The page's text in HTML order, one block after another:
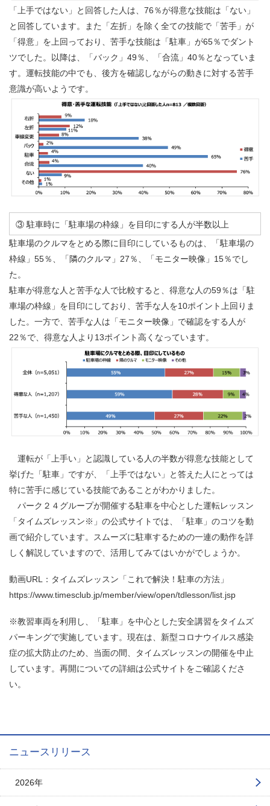
「上手ではない」と回答した人は、76％が得意な技能は「ない」
と回答しています。また「左折」を除く全ての技能で「苦手」が
「得意」を上回っており、苦手な技能は「駐車」が65％でダント
ツでした。以降は、「バック」49％、「合流」40％となっていま
す。運転技能の中でも、後方を確認しながらの動きに対する苦手
意識が高いようです。
③ 駐車時に「駐車場の枠線」を目印にする人が半数以上
駐車場のクルマをとめる際に目印にしているものは、「駐車場の
枠線」55％、「隣のクルマ」27％、「モニター映像」15％でし
た。
駐車が得意な人と苦手な人で比較すると、得意な人の59％は「駐
車場の枠線」を目印にしており、苦手な人を10ポイント上回りま
した。一方で、苦手な人は「モニター映像」で確認をする人が
22％で、得意な人より13ポイント高くなっています。
運転が「上手い」と認識している人の半数が得意な技能として
挙げた「駐車」ですが、「上手ではない」と答えた人にとっては
特に苦手に感じている技能であることがわかりました。
パーク２４グループが開催する駐車を中心とした運転レッスン
「タイムズレッスン※」の公式サイトでは、「駐車」のコツを動
画で紹介しています。スムーズに駐車するための一連の動作を詳
しく解説していますので、活用してみてはいかがでしょうか。
動画URL：タイムズレッスン「これで解決！駐車の方法」
https://www.timesclub.jp/member/view/open/tdlesson/list.jsp
※教習車両を利用し、「駐車」を中心とした安全講習をタイムズ
パーキングで実施しています。現在は、新型コロナウイルス感染
症の拡大防止のため、当面の間、タイムズレッスンの開催を中止
しています。再開についての詳細は公式サイトをご確認くださ
い。
ニュースリリース
2026年